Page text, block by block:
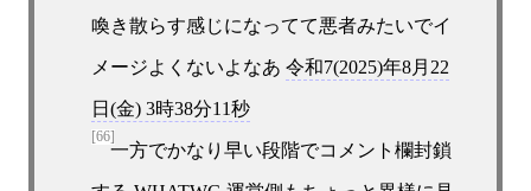
喚き散らす感じになってて悪者みたいでイ
メージよくないよなあ 令和7(2025)年8月22
日(金) 3時38分11秒
[66]
一方でかなり早い段階でコメント欄封鎖